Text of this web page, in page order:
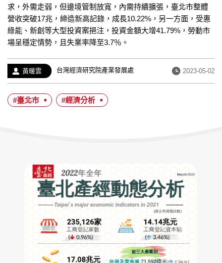
求，外需走弱，但邊境管制放寬，內需持續擴張，臺北市整體
營收突破17兆，締造新高記錄，成長10.22%，另一方面，受惠
綠能、新創等大型投資案挹注，投資金額大增41.79%，勞動市
場呈穩定情勢，且失業率降至3.7％。
作
者：
黃暖雲
經
歷：
台灣經濟研究院產業發展處
發
布
2023-05-02
#臺北市 #經濟分析